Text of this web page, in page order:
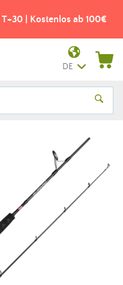
| Kostenlos ab 100€
DE